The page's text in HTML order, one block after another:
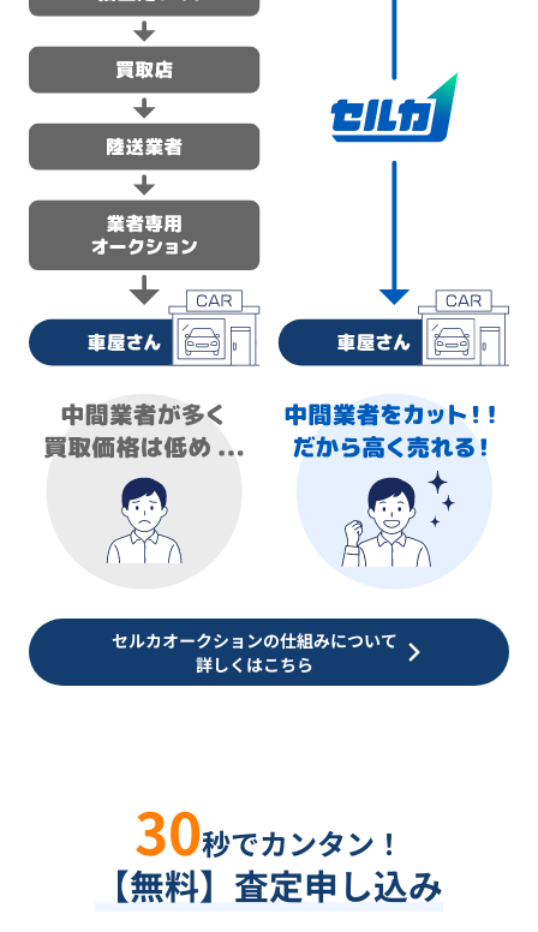
セルカオークションの仕組みについて
詳しくはこちら
30秒でカンタン！
【無料】査定申し込み